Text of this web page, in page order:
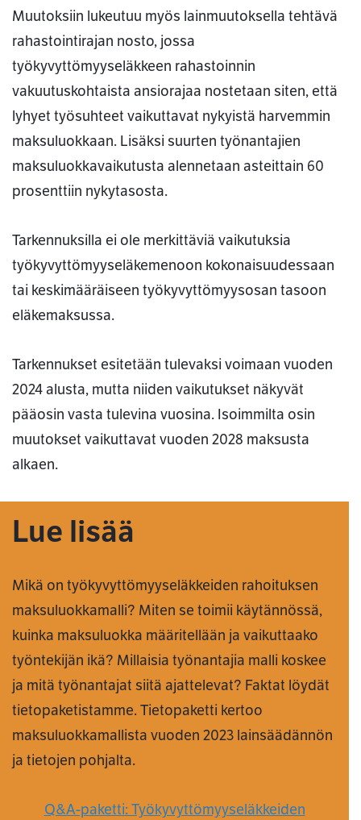
Muutoksiin lukeutuu myös lainmuutoksella tehtävä
rahastointirajan nosto, jossa
työkyvyttömyyseläkkeen rahastoinnin
vakuutuskohtaista ansiorajaa nostetaan siten, että
lyhyet työsuhteet vaikuttavat nykyistä harvemmin
maksuluokkaan. Lisäksi suurten työnantajien
maksuluokkavaikutusta alennetaan asteittain 60
prosenttiin nykytasosta.
Tarkennuksilla ei ole merkittäviä vaikutuksia
työkyvyttömyyseläkemenoon kokonaisuudessaan
tai keskimääräiseen työkyvyttömyysosan tasoon
eläkemaksussa.
Tarkennukset esitetään tulevaksi voimaan vuoden
2024 alusta, mutta niiden vaikutukset näkyvät
pääosin vasta tulevina vuosina. Isoimmilta osin
muutokset vaikuttavat vuoden 2028 maksusta
alkaen.
Lue lisää
Mikä on työkyvyttömyyseläkkeiden rahoituksen
maksuluokkamalli? Miten se toimii käytännössä,
kuinka maksuluokka määritellään ja vaikuttaako
työntekijän ikä? Millaisia työnantajia malli koskee
ja mitä työnantajat siitä ajattelevat? Faktat löydät
tietopaketistamme. Tietopaketti kertoo
maksuluokkamallista vuoden 2023 lainsäädännön
ja tietojen pohjalta.
Q&A-paketti: Työkyvyttömyyseläkkeiden